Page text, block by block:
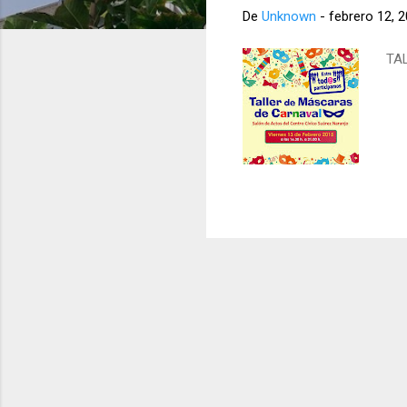
De Unknown - febrero 12,